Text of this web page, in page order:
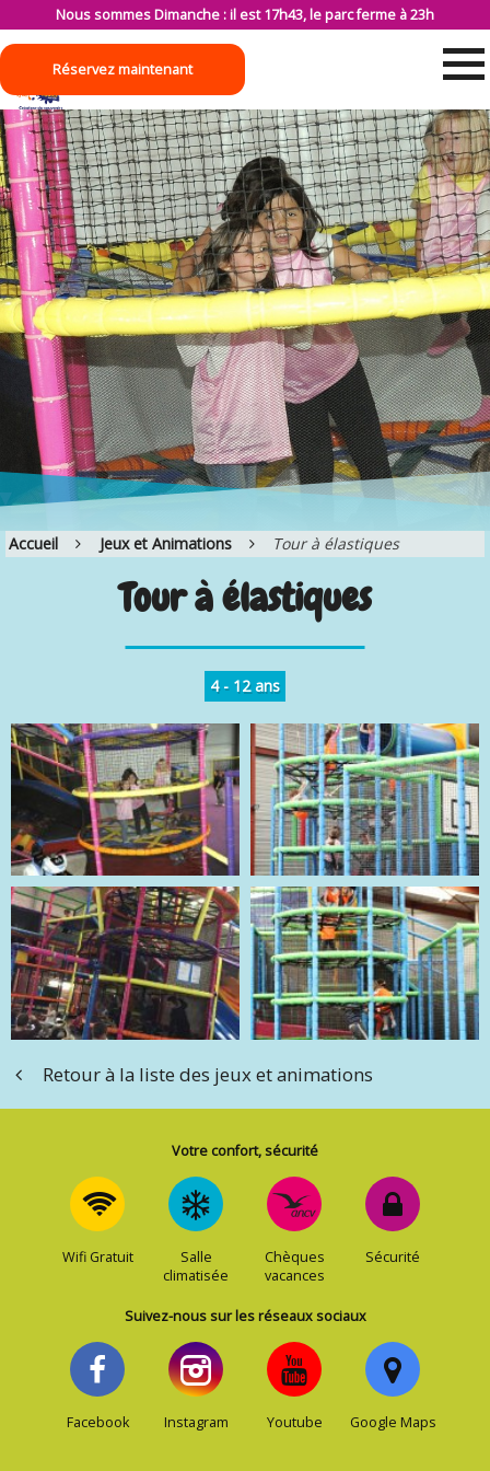
Nous sommes Dimanche : il est 17h43, le parc ferme à 23h
Réservez maintenant
Accueil Jeux et Animations Tour à élastiques
Tour à élastiques
4 - 12 ans
Retour à la liste des jeux et animations
Votre confort, sécurité
Wifi Gratuit
Salle
climatisée
Chèques
vacances
Sécurité
Suivez-nous sur les réseaux sociaux
Facebook Instagram Youtube Google Maps